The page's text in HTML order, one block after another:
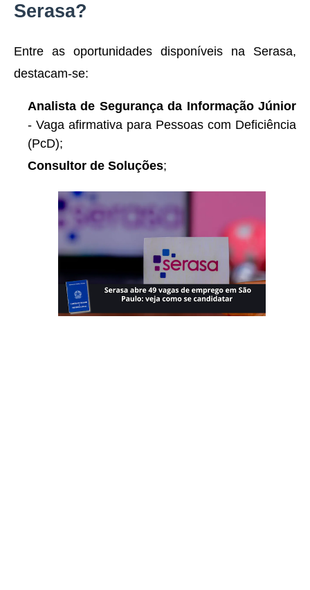
Serasa?
Entre as oportunidades disponíveis na Serasa,
destacam-se:
Analista de Segurança da Informação Júnior
- Vaga afirmativa para Pessoas com Deficiência
(PcD);
Consultor de Soluções;